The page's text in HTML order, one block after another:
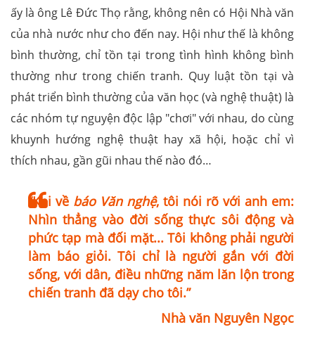
ấy là ông Lê Đức Thọ rằng, không nên có Hội Nhà văn
của nhà nước như cho đến nay. Hội như thế là không
bình thường, chỉ tồn tại trong tình hình không bình
thường như trong chiến tranh. Quy luật tồn tại và
phát triển bình thường của văn học (và nghệ thuật) là
các nhóm tự nguyện độc lập "chơi" với nhau, do cùng
khuynh hướng nghệ thuật hay xã hội, hoặc chỉ vì
thích nhau, gần gũi nhau thế nào đó…
“Khi về báo Văn nghệ, tôi nói rõ với anh em:
Nhìn thẳng vào đời sống thực sôi động và
phức tạp mà đối mặt... Tôi không phải người
làm báo giỏi. Tôi chỉ là người gắn với đời
sống, với dân, điều những năm lăn lộn trong
chiến tranh đã dạy cho tôi.”
Nhà văn Nguyên Ngọc